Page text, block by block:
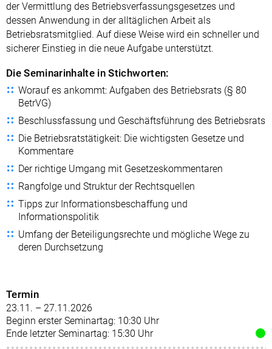
der Vermittlung des Betriebsverfassungsgesetzes und
dessen Anwendung in der alltäglichen Arbeit als
Betriebsratsmitglied. Auf diese Weise wird ein schneller und
sicherer Einstieg in die neue Aufgabe unterstützt.
Die Seminarinhalte in Stichworten:
Worauf es ankommt: Aufgaben des Betriebsrats (§ 80
BetrVG)
Beschlussfassung und Geschäftsführung des Betriebsrats
Die Betriebsratstätigkeit: Die wichtigsten Gesetze und
Kommentare
Der richtige Umgang mit Gesetzeskommentaren
Rangfolge und Struktur der Rechtsquellen
Tipps zur Informationsbeschaffung und
Informationspolitik
Umfang der Beteiligungsrechte und mögliche Wege zu
deren Durchsetzung
Termin
23.11. – 27.11.2026
Beginn erster Seminartag: 10:30 Uhr
Ende letzter Seminartag: 15:30 Uhr